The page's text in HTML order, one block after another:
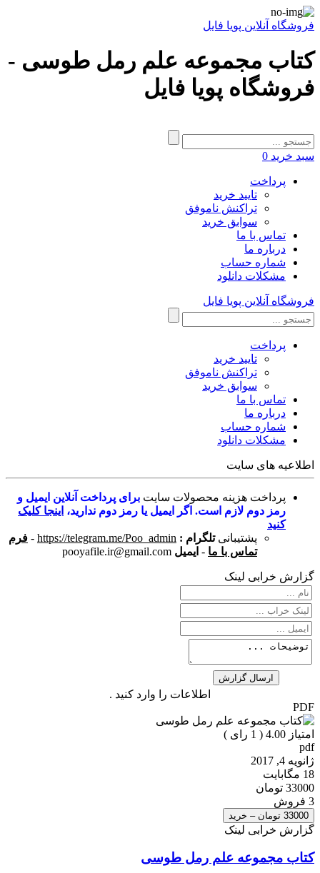
فروشگاه آنلاین پویا فایل
کتاب مجموعه علم رمل طوسی -
فروشگاه پویا فایل
سبد خرید 0
پرداخت
تایید خرید
تراکنش ناموفق
سوابق خرید
تماس با ما
درباره ما
شماره حساب
مشکلات دانلود
فروشگاه آنلاین پویا فایل
پرداخت
تایید خرید
تراکنش ناموفق
سوابق خرید
تماس با ما
درباره ما
شماره حساب
مشکلات دانلود
اطلاعیه های سایت
پرداخت هزینه محصولات سایت برای پرداخت آنلاین ایمیل و
رمز دوم لازم است. اگر ایمیل یا رمز دوم ندارید، اینجا کلیک
کنید
پشتیبانی تلگرام : https://telegram.me/Poo_admin
- فرم
تماس با ما - ایمیل pooyafile.ir@gmail.com
گزارش خرابی لینک
اطلاعات را وارد کنید .
PDF
امتیاز 4.00 ( 1 رای )
pdf
ژانویه 4, 2017
18 مگابایت
33000 تومان
3 فروش
33000 تومان – خرید
گزارش خرابی لینک
کتاب مجموعه علم رمل طوسی